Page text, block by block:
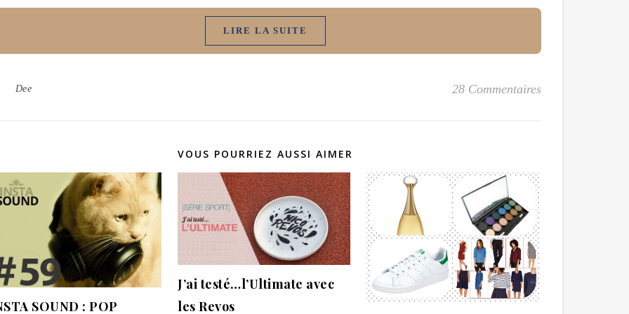
LIRE LA SUITE
Dee 28 Commentaires
VOUS POURRIEZ AUSSI AIMER
SOUND : POP
J’ai testé…l’Ultimate avec
les Revos